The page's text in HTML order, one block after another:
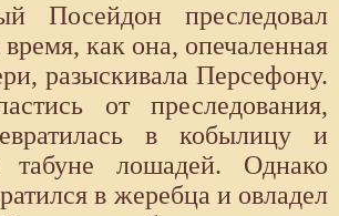
Посейдон преследовал
как она, опечаленная
разыскивала Персефону.
от преследования,
в кобылицу и
табуне лошадей. Однако
в жеребца и овладел